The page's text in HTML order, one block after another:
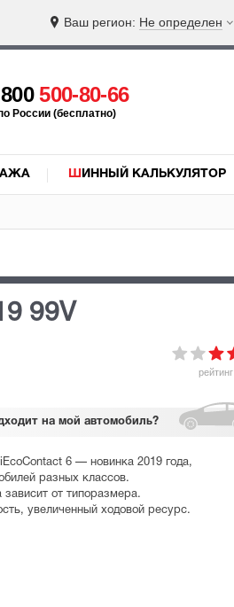
Ваш регион: Не определен
500-80-66
России (бесплатно)
ШИННЫЙ КАЛЬКУЛЯТОР
99V
рейтинг
на мой автомобиль?
6 — новинка 2019 года,
разных классов.
зависит от типоразмера.
увеличенный ходовой ресурс.